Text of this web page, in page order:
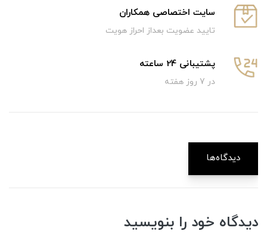
سایت اختصاصی همکاران
تایید عضویت بعداز احراز هویت
پشتیبانی 24 ساعته
در 7 روز هفته
دیدگاه‌ها
دیدگاه خود را بنویسید